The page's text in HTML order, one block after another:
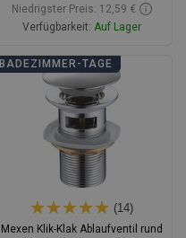
Niedrigster Preis: 12,59 €
Verfügbarkeit: Auf Lager
In den Warenkorb
favorite_border Favorit
Vergleichen
BADEZIMMER-TAGE
(14)
Mexen Klik-Klak Ablaufventil rund